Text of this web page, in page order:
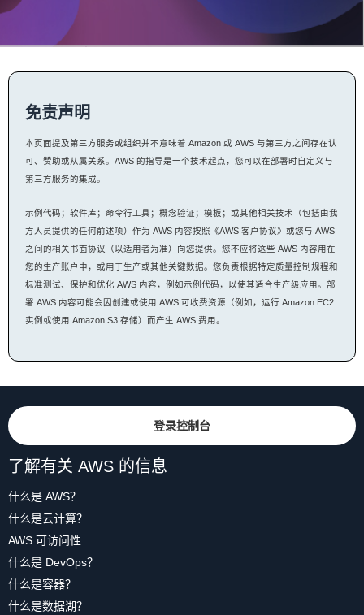
免责声明
本页面提及第三方服务或组织并不意味着 Amazon 或 AWS 与第三方之间存在认
可、赞助或从属关系。AWS 的指导是一个技术起点，您可以在部署时自定义与
第三方服务的集成。
示例代码；软件库；命令行工具；概念验证；模板；或其他相关技术（包括由我
方人员提供的任何前述项）作为 AWS 内容按照《AWS 客户协议》或您与 AWS
之间的相关书面协议（以适用者为准）向您提供。您不应将这些 AWS 内容用在
您的生产账户中，或用于生产或其他关键数据。您负责根据特定质量控制规程和
标准测试、保护和优化 AWS 内容，例如示例代码，以使其适合生产级应用。部
署 AWS 内容可能会因创建或使用 AWS 可收费资源（例如，运行 Amazon EC2
实例或使用 Amazon S3 存储）而产生 AWS 费用。
登录控制台
了解有关 AWS 的信息
什么是 AWS？
什么是云计算？
AWS 可访问性
什么是 DevOps？
什么是容器？
什么是数据湖？